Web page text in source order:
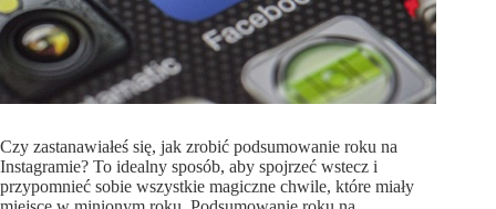
Czy zastanawiałeś się, jak zrobić podsumowanie roku na
Instagramie? To idealny sposób, aby spojrzeć wstecz i
przypomnieć sobie wszystkie magiczne chwile, które miały